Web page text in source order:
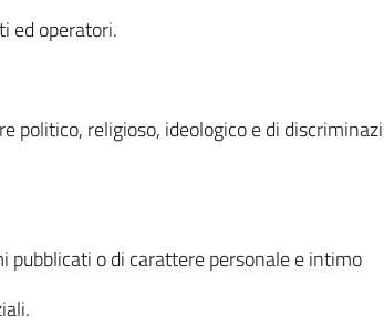
ed operatori.
politico, religioso, ideologico e di
o di carattere personale e intimo